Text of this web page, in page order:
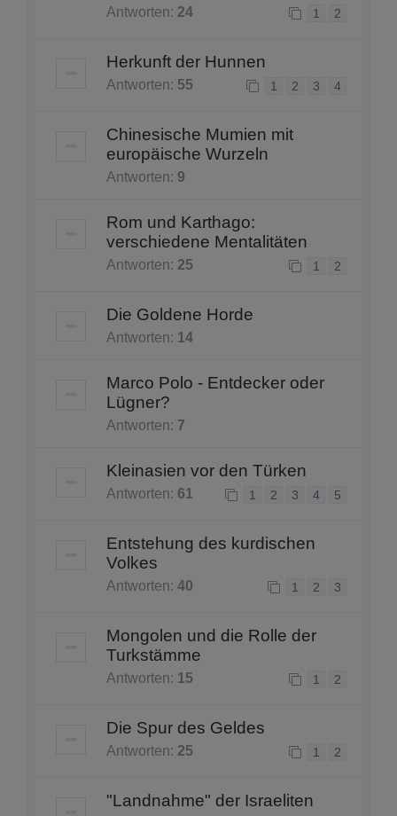
Antworten: 24 1 2
Herkunft der Hunnen
Antworten: 55 1 2 3 4
Chinesische Mumien mit
europäische Wurzeln
Antworten: 9
Rom und Karthago:
verschiedene Mentalitäten
Antworten: 25 1 2
Die Goldene Horde
Antworten: 14
Marco Polo - Entdecker oder
Lügner?
Antworten: 7
Kleinasien vor den Türken
Antworten: 61 1 2 3 4 5
Entstehung des kurdischen
Volkes
Antworten: 40 1 2 3
Mongolen und die Rolle der
Turkstämme
Antworten: 15 1 2
Die Spur des Geldes
Antworten: 25 1 2
"Landnahme" der Israeliten